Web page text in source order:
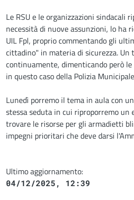
Le RSU e le organizzazioni sindacali
necessità di nuove assunzioni, lo ha
UIL Fpl, proprio commentando gli
cittadino" in materia di sicurezza. Un
continuamente, dimenticando però
in questo caso della Polizia
Lunedì porremo il tema in aula con
stessa seduta in cui riproporremo un
trovare le risorse per gli armadietti
impegni prioritari che deve darsi
Ultimo aggiornamento:
04/12/2025, 12:39